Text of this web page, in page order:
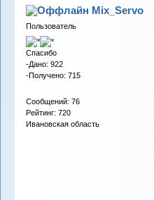
Mix_Servo
Пользователь
Спасибо
-Дано: 922
-Получено: 715
Сообщений: 76
Рейтинг: 720
Ивановская область